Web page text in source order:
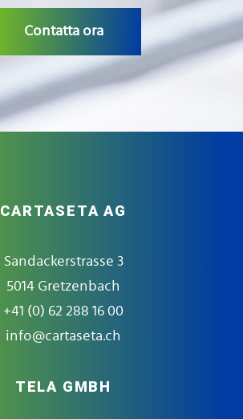
Contatta ora
CARTASETA AG
Sandackerstrasse 3
5014 Gretzenbach
+41 (0) 62 288 16 00
info@cartaseta.ch
TELA GMBH